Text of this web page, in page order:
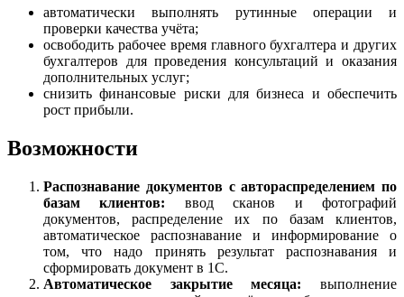
автоматически выполнять рутинные операции и
проверки качества учёта;
освободить рабочее время главного бухгалтера и других
бухгалтеров для проведения консультаций и оказания
дополнительных услуг;
снизить финансовые риски для бизнеса и обеспечить
рост прибыли.
Возможности
Распознавание документов c автораспределением по
базам клиентов: ввод сканов и фотографий
документов, распределение их по базам клиентов,
автоматическое распознавание и информирование о
том, что надо принять результат распознавания и
сформировать документ в 1С.
Автоматическое закрытие месяца: выполнение